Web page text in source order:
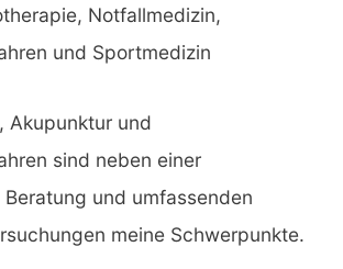
Notfallmedizin,
und Sportmedizin
Akupunktur und
sind neben einer
und umfassenden
meine Schwerpunkte.